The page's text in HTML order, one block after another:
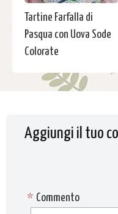
Tartine Farfalla di
Pasqua con Uova Sode
Colorate
Aggiungi il tuo
Commento
*